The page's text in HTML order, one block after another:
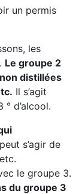
un permis
les
Le groupe 2
distillées
Il s’agit
d’alcool.
s’agir de
le groupe 3.
du groupe 3